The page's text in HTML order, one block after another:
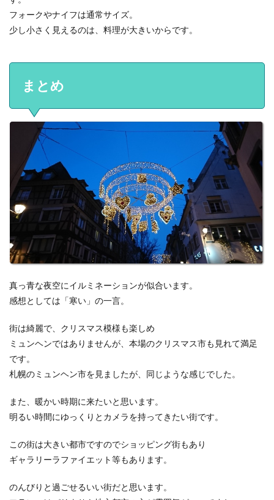
フォークやナイフは通常サイズ。
少し小さく見えるのは、料理が大きいからです。
まとめ
真っ青な夜空にイルミネーションが似合います。
感想としては「寒い」の一言。
街は綺麗で、クリスマス模様も楽しめ
ミュンヘンではありませんが、本場のクリスマス市も見れて満足
です。
札幌のミュンヘン市を見ましたが、同じような感じでした。
また、暖かい時期に来たいと思います。
明るい時間にゆっくりとカメラを持ってきたい街です。
この街は大きい都市ですのでショッピング街もあり
ギャラリーラファイエット等もあります。
のんびりと過ごせるいい街だと思います。